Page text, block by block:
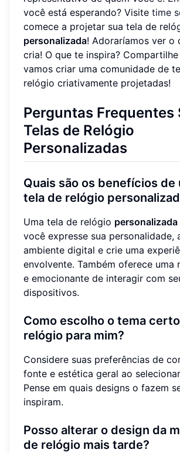
você está esperando? Visite time
comece a projetar sua tela de
personalizada! Adoraríamos ver o
cria! O que te inspira?
vamos criar uma comunidade de
relógio criativamente projetadas!
Perguntas Frequentes
Telas de Relógio
Personalizadas
Quais são os benefícios de
tela de relógio
Uma tela de relógio personalizada
você expresse sua personalidade,
ambiente digital e crie uma
envolvente. Também oferece uma
e emocionante de interagir com
dispositivos.
Como escolho o tema
relógio para mim?
Considere suas preferências de
fonte e estética geral ao
Pense em quais designs o fazem
inspiram.
Posso alterar o design da
de relógio mais tarde?